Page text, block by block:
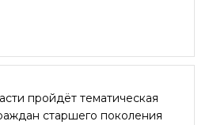
пройдёт тематическая
старшего поколения